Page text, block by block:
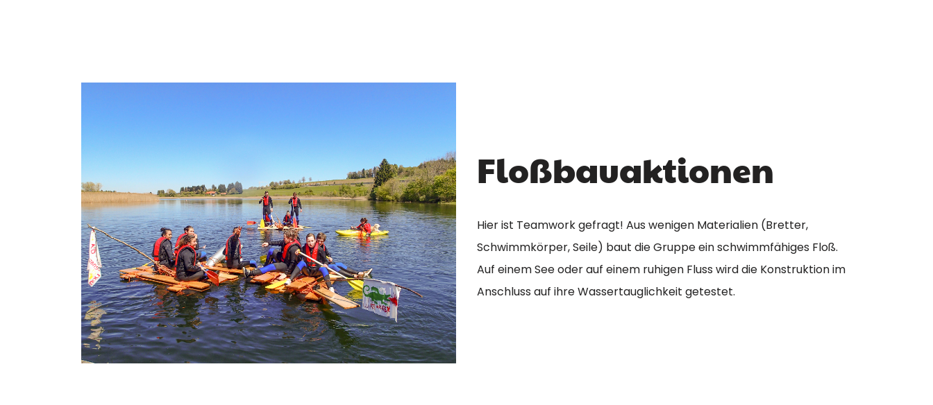
Floßbauaktionen
Hier ist Teamwork gefragt! Aus wenigen Materialien (Bretter,
Schwimmkörper, Seile) baut die Gruppe ein schwimmfähiges Floß.
Auf einem See oder auf einem ruhigen Fluss wird die Konstruktion im
Anschluss auf ihre Wassertauglichkeit getestet.